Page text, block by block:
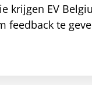
krijgen EV
feedback te